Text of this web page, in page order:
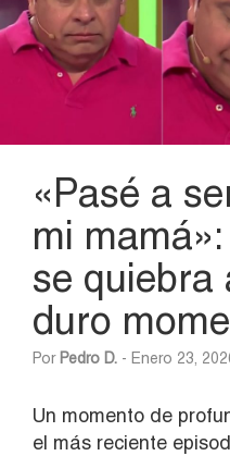
«Pasé a
mi
se quiebra
duro
Por Pedro D. - Enero 23,
Un momento de
el más reciente